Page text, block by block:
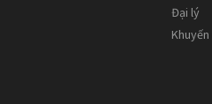
Đại lý
Khuyến